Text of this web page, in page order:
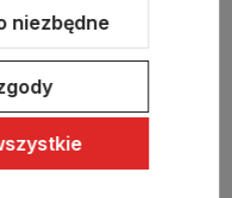
Szablon Shoper Modern 3.0™
niezbędne